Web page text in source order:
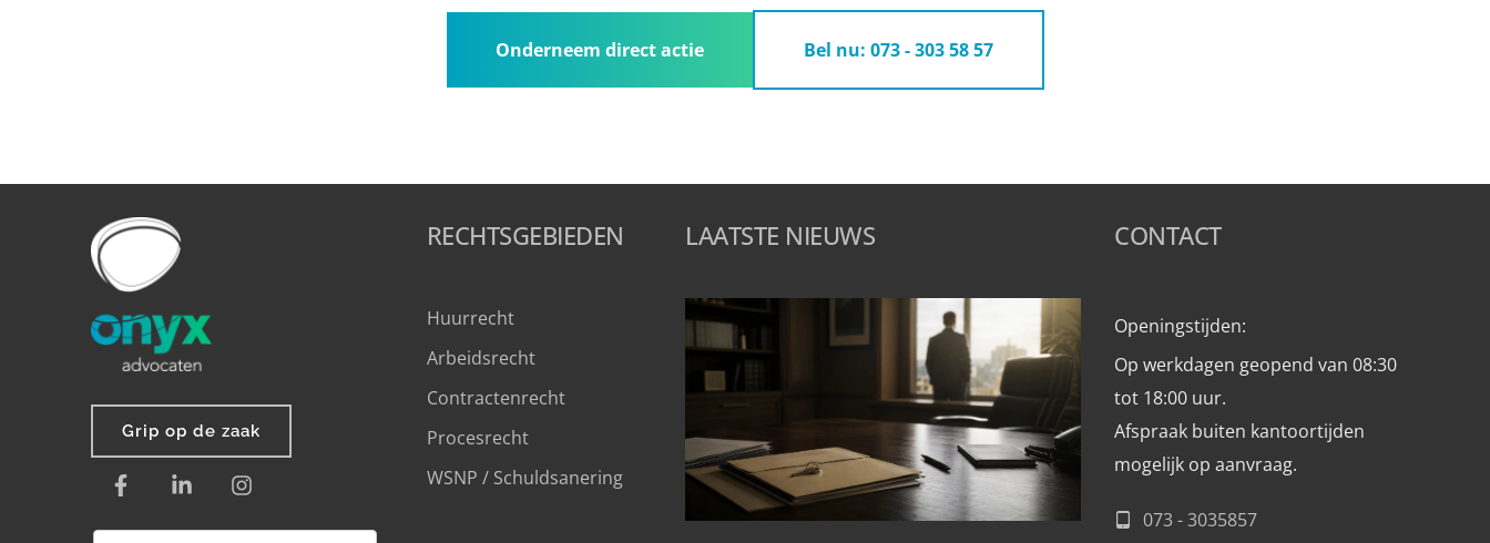
Onderneem direct actie Bel nu: 073 - 303 58 57
Grip op de zaak
RECHTSGEBIEDEN
Huurrecht
Arbeidsrecht
Contractenrecht
Procesrecht
WSNP / Schuldsanering
LAATSTE NIEUWS CONTACT
Openingstijden:
Op werkdagen geopend van 08:30
tot 18:00 uur.
Afspraak buiten kantoortijden
mogelijk op aanvraag.
073 - 3035857